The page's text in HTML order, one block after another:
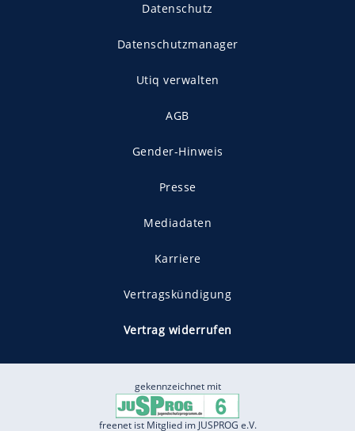
Datenschutz
Datenschutzmanager
Utiq verwalten
AGB
Gender-Hinweis
Presse
Mediadaten
Karriere
Vertragskündigung
Vertrag widerrufen
gekennzeichnet mit
freenet ist Mitglied im JUSPROG e.V.